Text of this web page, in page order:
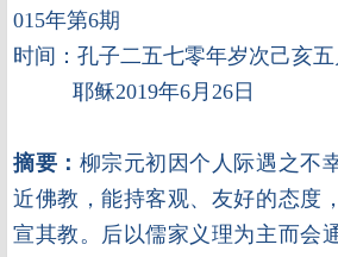
015年第6期
时间：孔子二五七零年岁次己亥
耶稣2019年6月26日
摘要： 柳宗元初因个人际遇之不
近佛教，能持客观、友好的态度
宣其教。后以儒家义理为主而会